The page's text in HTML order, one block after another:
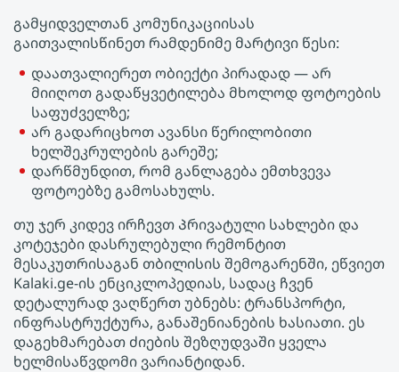
გამყიდველთან კომუნიკაციისას
გაითვალისწინეთ რამდენიმე მარტივი წესი:
დაათვალიერეთ ობიექტი პირადად — არ
მიიღოთ გადაწყვეტილება მხოლოდ ფოტოების
საფუძველზე;
არ გადარიცხოთ ავანსი წერილობითი
ხელშეკრულების გარეშე;
დარწმუნდით, რომ განლაგება ემთხვევა
ფოტოებზე გამოსახულს.
თუ ჯერ კიდევ ირჩევთ Პრივატული სახლები და
კოტეჯები დასრულებული რემონტით
მესაკუთრისაგან თბილისის შემოგარენში, ეწვიეთ
Kalaki.ge-ის ენციკლოპედიას, სადაც ჩვენ
დეტალურად ვაღწერთ უბნებს: ტრანსპორტი,
ინფრასტრუქტურა, განაშენიანების ხასიათი. ეს
დაგეხმარებათ ძიების შეზღუდვაში ყველა
ხელმისაწვდომი ვარიანტიდან.